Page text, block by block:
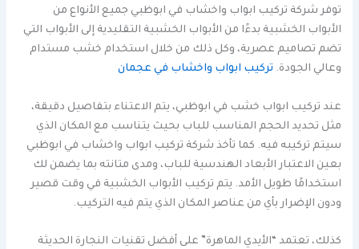
توفر شركة تركيب ابواب واخشاب في ابوظبي جميع الأنواع من
الأبواب الخشبية بدءًا من الأبواب الخشبية التقليدية إلى الأبواب التي
تضم تصاميم عصرية، وكل ذلك من خلال استخدام خشب مستدام
وعالي الجودة. تركيب ابواب واخشاب في عجمان
عند تركيب ابواب خشب في ابوظبي، يتم الاعتناء بتفاصيل دقيقة،
مثل تحديد الحجم المناسب للباب بحيث يتناسب مع المكان الذي
سيتم تركيبه فيه. كما تأخذ شركة تركيب ابواب واخشاب في ابوظبي
بعين الاعتبار الأبعاد الهندسية للباب، ومدى متانته بما يضمن لك
استخدامًا طويل الأمد. يتم تركيب الأبواب الخشبية في وقت قصير
ودون الإضرار بأي من عناصر المكان الذي يتم فيه التركيب.
كذلك، تعتمد “الأيدي الماهرة” على أفضل تقنيات النجارة الحديثة